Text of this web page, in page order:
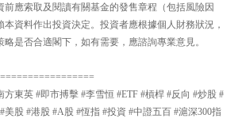
前應索取及閱讀有關基金的發售章程（包括風險因
資料作出投資決定。投資者應根據個人財務狀況，
是否合適閣下，如有需要，應諮詢專業意見。
方東英 #即市搏擊 #李雪恒 #ETF #槓桿 #反向 #炒股 #
美股 #港股 #A股 #恆指 #投資 #中證五百 #滬深300指